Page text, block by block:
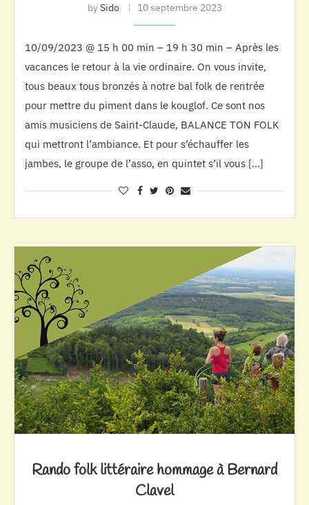
bySido 10 septembre 2023
10/09/2023 @ 15 h 00 min – 19 h 30 min – Après les
vacances le retour à la vie ordinaire. On vous invite,
tous beaux tous bronzés à notre bal folk de rentrée
pour mettre du piment dans le kouglof. Ce sont nos
amis musiciens de Saint-Claude, BALANCE TON FOLK
qui mettront l’ambiance. Et pour s’échauffer les
jambes, le groupe de l’asso, en quintet s’il vous […]
Rando folk littéraire hommage à Bernard
Clavel